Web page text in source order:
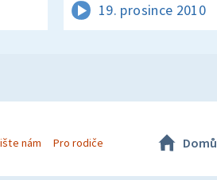
19. prosince 2010
nám Pro rodiče Domů